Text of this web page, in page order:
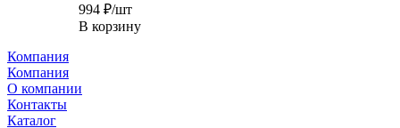
994 ₽/шт
В корзину
Компания
Компания
О компании
Контакты
Каталог